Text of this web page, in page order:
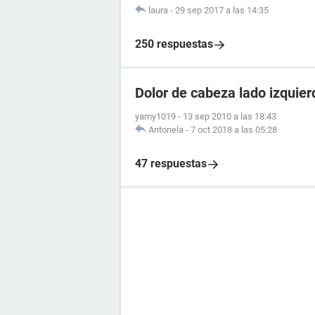
laura - 29 sep 2017 a las 14:35
250 respuestas
Dolor de cabeza lado
yamy1019 - 13 sep 2010 a las 18:43
Antonela - 7 oct 2018 a las 05:28
47 respuestas